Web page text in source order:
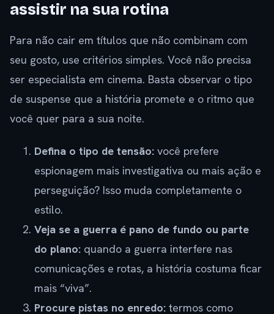
assistir na sua rotina
Para não cair em títulos que não combinam com
seu gosto, use critérios simples. Você não precisa
ser especialista em cinema. Basta observar o tipo
de suspense que a história promete e o ritmo que
você quer para a sua noite.
Defina o tipo de tensão: você prefere
espionagem mais investigativa ou mais ação e
perseguição? Isso muda completamente o
estilo.
Veja se a guerra é pano de fundo ou parte
do plano: quando a guerra interfere nas
comunicações e rotas, a história costuma ficar
mais “viva”.
Procure pistas no enredo: termos como